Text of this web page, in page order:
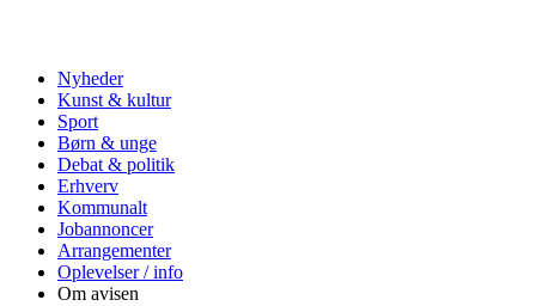
Nyheder
Kunst & kultur
Sport
Børn & unge
Debat & politik
Erhverv
Kommunalt
Jobannoncer
Arrangementer
Oplevelser / info
Om avisen